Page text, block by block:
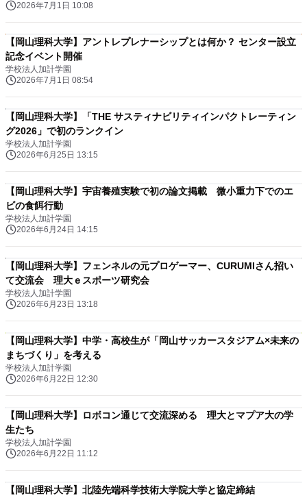
2026年7月1日 10:08
【岡山理科大学】アントレプレナーシップとは何か？ センター設立
記念イベント開催
学校法人加計学園
2026年7月1日 08:54
【岡山理科大学】「THE サスティナビリティインパクトレーティン
グ2026」で初のランクイン
学校法人加計学園
2026年6月25日 13:15
【岡山理科大学】宇宙養殖実験で初の論文掲載 微小重力下でのエ
ビの食餌行動
学校法人加計学園
2026年6月24日 14:15
【岡山理科大学】フェンネルの元プロゲーマー、CURUMIさん招い
て交流会 理大ｅスポーツ研究会
学校法人加計学園
2026年6月23日 13:18
【岡山理科大学】中学・高校生が「岡山サッカースタジアム×未来の
まちづくり」を考える
学校法人加計学園
2026年6月22日 12:30
【岡山理科大学】ロボコン通じて交流深める 理大とマプア大の学
生たち
学校法人加計学園
2026年6月22日 11:12
【岡山理科大学】北陸先端科学技術大学院大学と協定締結